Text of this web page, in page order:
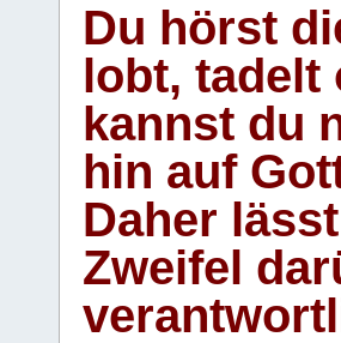
Du hörst
lobt, tadelt
kannst du
hin auf
Daher
Zweifel